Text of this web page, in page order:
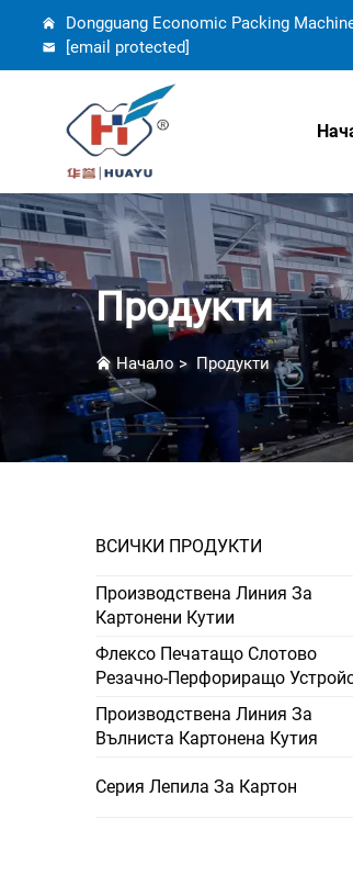
Dongguang Economic Packing
[email protected]
Продукти
Начало > Продукти
ВСИЧКИ ПРОДУКТИ
Производствена Линия За
Картонени Кутии
Флексо Печатащо Слотово
Резачно-Перфориращо
Производствена Линия За
Вълниста Картонена Кутия
Серия Лепила За Картон